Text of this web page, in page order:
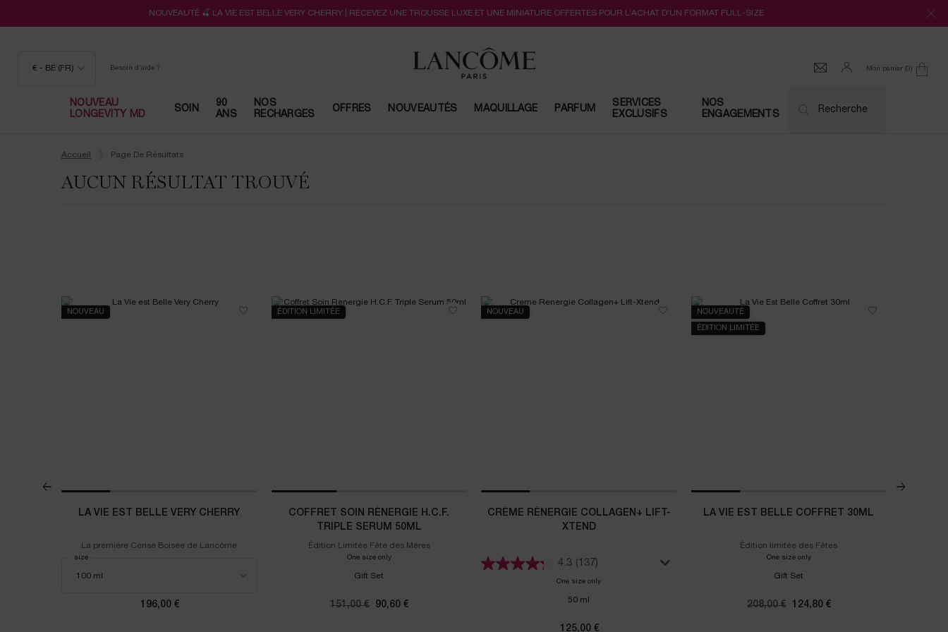
NOUVEAUTÉ 🍒 LA VIE EST BELLE VERY CHERRY | RECEVEZ UNE TROUSSE LUXE ET UNE MINIATURE OFFERTES POUR L’ACHAT D’UN FORMAT FULL-SIZE
€ - BE (FR) Besoin d'aide ? Mon panier 0
0 produit
NOUVEAU
LONGEVITY MD
SOIN
90
ANS
NOS
RECHARGES
OFFRES NOUVEAUTÉS MAQUILLAGE PARFUM
SERVICES
EXCLUSIFS
NOS
ENGAGEMENTS
Recherche
Accueil
Page De Résultats
AUCUN RÉSULTAT TROUVÉ
Mini Lip Idôle Butterglow
NOUVEAU
LA VIE EST BELLE VERY CHERRY
La première Cerise Boisée de Lancôme
Select a
size
196,00 €
ÉDITION LIMITÉE
COFFRET SOIN RÉNERGIE H.C.F.
TRIPLE SERUM 50ML
Édition Limitée Fête des Mères
One size onlyfor Coffret Soin Rénergie H.C.F. Triple Serum 50ml
Gift Set
Ancien prix
151,00 € Nouveau prix
90,60 €
NOUVEAU
CRÈME RÉNERGIE COLLAGEN+ LIFT-
XTEND
4.3 (137)
One size only
50 ml
125,00 €
NOUVEAUTÉ
ÉDITION LIMITÉE
LA VIE EST BELLE COFFRET 30ML
Édition limitée des Fêtes
One size onlyfor La Vie Est Belle Coffret 30ml
Gift Set
Ancien prix
208,00 € Nouveau prix
124,80 €